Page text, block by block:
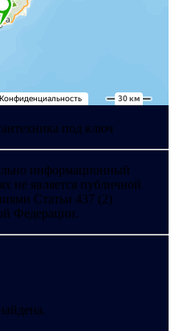
под ключ
информационный
не является публичной
Статьи 437 (2)
Федерации.